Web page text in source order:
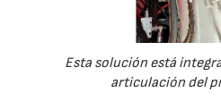
Esta solución está
articulación del